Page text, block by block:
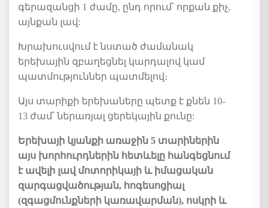
գերազանցի 1 ժամը, ընդ որում՝ որքան քիչ,
այնքան լավ:
Խրախուսվում է նստած ժամանակ
երեխային զբաղեցնել կարդալով կամ
պատմություններ պատմելով ։
Այս տարիքի երեխաները պետք է քնեն 10-
13 ժամ՝ ներառյալ ցերեկային քունը:
Երեխայի կյանքի առաջին 5 տարիներին
այս խորհուրդներին հետևելը հանգեցնում
է ավելի լավ մոտորիկայի և իմացական
զարգացվածության, հոգեսոցիալ
(զգացմունքների կառավարման), ոսկրի և